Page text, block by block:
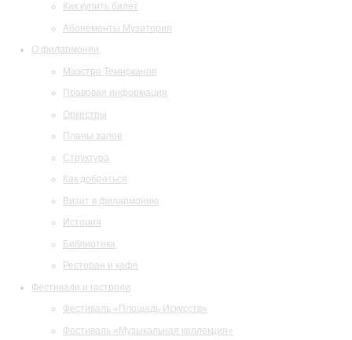
Как купить билет
Абонементы Музитория
О филармонии
Маэстро Темирканов
Правовая информация
Оркестры
Планы залов
Структура
Как добраться
Визит в филармонию
История
Библиотека
Ресторан и кафе
Фестивали и гастроли
Фестиваль «Площадь Искусств»
Фестиваль «Музыкальная коллекция»